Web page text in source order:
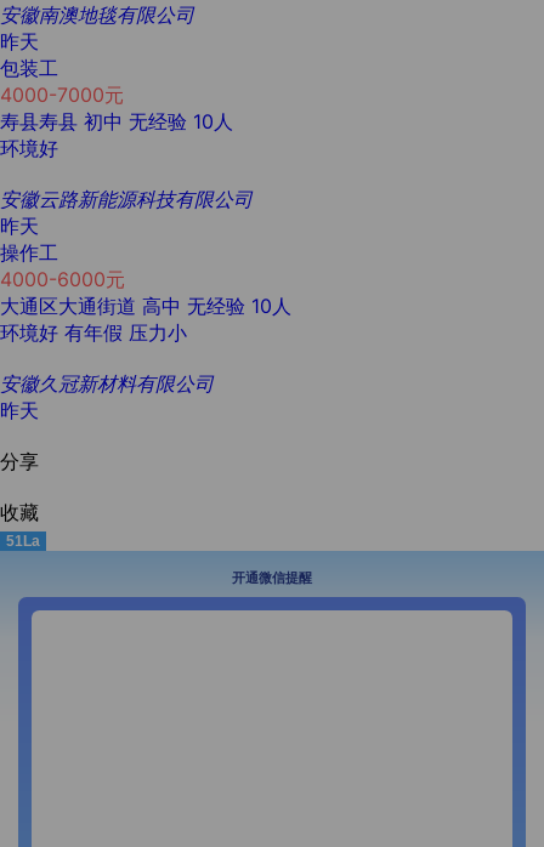
安徽南澳地毯有限公司
昨天
包装工
4000-7000元
寿县寿县 初中 无经验 10人
环境好
安徽云路新能源科技有限公司
昨天
操作工
4000-6000元
大通区大通街道 高中 无经验 10人
环境好 有年假 压力小
安徽久冠新材料有限公司
昨天
分享
收藏
51La
开通微信提醒